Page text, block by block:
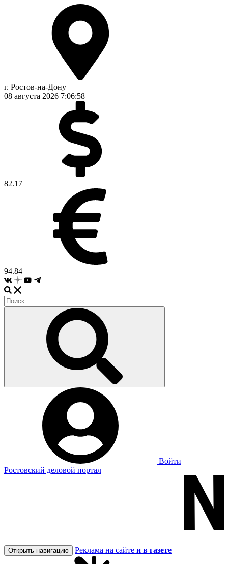
г. Ростов-на-Дону
08 августа 2026 7:06:59
82.17
94.84
Войти
Ростовский деловой портал
Открыть навигацию Реклама на сайте и в газете